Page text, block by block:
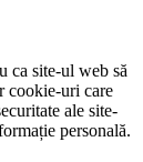
ca site-ul web să
cookie-uri care
ale site-
personală.